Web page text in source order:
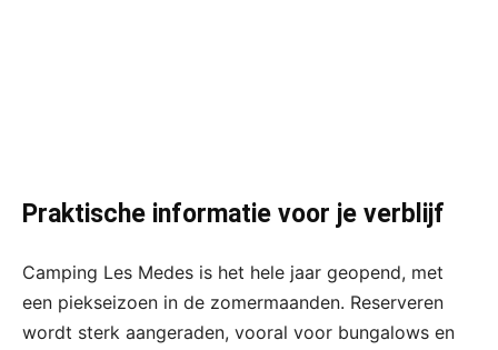
Praktische informatie voor je verblijf
Camping Les Medes is het hele jaar geopend, met
een piekseizoen in de zomermaanden. Reserveren
wordt sterk aangeraden, vooral voor bungalows en